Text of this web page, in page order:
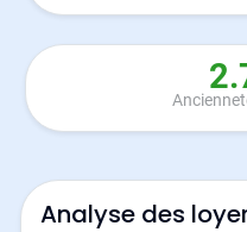
Analyse des